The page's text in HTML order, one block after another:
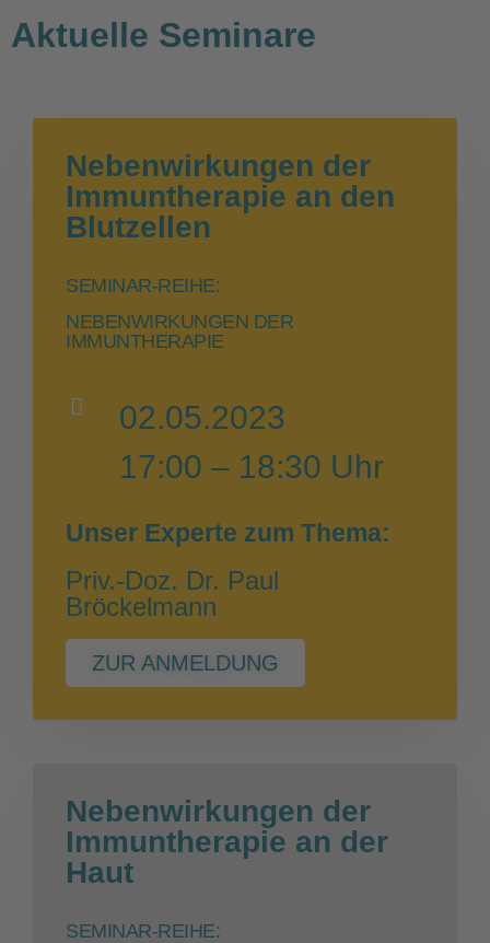
Aktuelle Seminare
Nebenwirkungen der
Immuntherapie an den
Blutzellen
SEMINAR-REIHE:
NEBENWIRKUNGEN DER
IMMUNTHERAPIE
02.05.2023
17:00 – 18:30 Uhr
Unser Experte zum Thema:
Priv.-Doz. Dr. Paul
Bröckelmann
ZUR ANMELDUNG
Nebenwirkungen der
Immuntherapie an der
Haut
SEMINAR-REIHE: